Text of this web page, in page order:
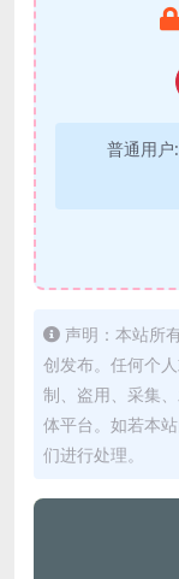
普通用户:
声明：本站所
创发布。任何个
制、盗用、采集
体平台。如若本
们进行处理。